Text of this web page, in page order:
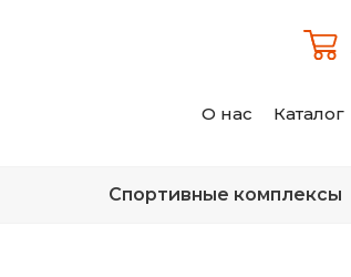
О нас Каталог
Спортивные комплексы